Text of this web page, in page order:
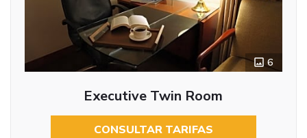
6
Executive Twin Room
CONSULTAR TARIFAS